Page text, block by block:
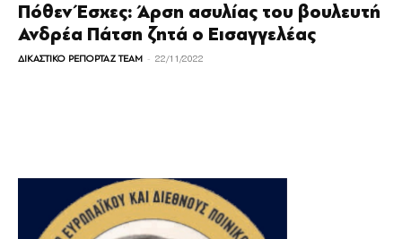
Πόθεν Έσχες: Άρση ασυλίας του βουλευτή
Ανδρέα Πάτση ζητά ο Εισαγγελέας
ΔΙΚΑΣΤΙΚΟ ΡΕΠΟΡΤΑΖ TEAM - 22/11/2022